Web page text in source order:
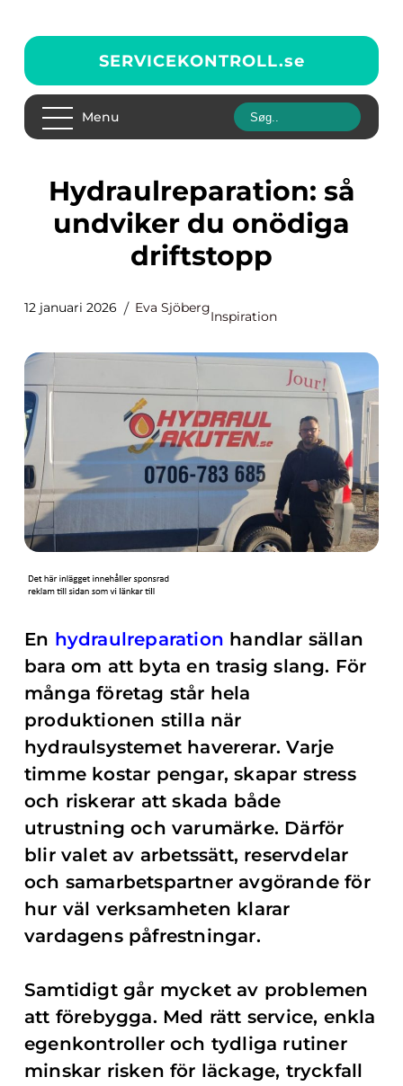
SERVICEKONTROLL.se
Menu
Hydraulreparation: så
undviker du onödiga
driftstopp
12 januari 2026 Eva Sjöberg
Inspiration
En hydraulreparation handlar sällan
bara om att byta en trasig slang. För
många företag står hela
produktionen stilla när
hydraulsystemet havererar. Varje
timme kostar pengar, skapar stress
och riskerar att skada både
utrustning och varumärke. Därför
blir valet av arbetssätt, reservdelar
och samarbetspartner avgörande för
hur väl verksamheten klarar
vardagens påfrestningar.
Samtidigt går mycket av problemen
att förebygga. Med rätt service, enkla
egenkontroller och tydliga rutiner
minskar risken för läckage, tryckfall